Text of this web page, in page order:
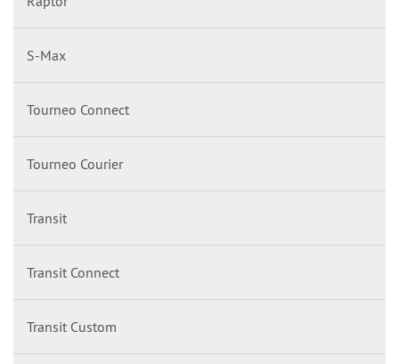
S-Max
Tourneo Connect
Tourneo Courier
Transit
Transit Connect
Transit Custom